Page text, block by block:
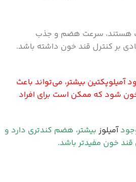
هستند، سرعت هضم و جذب
بر کنترل قند خون داشته باشد.
آمیلوپکتین بیشتر، می‌تواند باعث
شود که ممکن است برای افراد
آمیلوز بیشتر، هضم کندتری دارد و
قند خون مفیدتر باشد.